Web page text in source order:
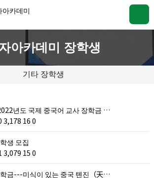
아카데미 장학생
기타 장학생
년도 국제 중국어 교사 장학금 …
3,178 160
생 모집
3,079 150
금---미식이 있는 중국 톈진（天…